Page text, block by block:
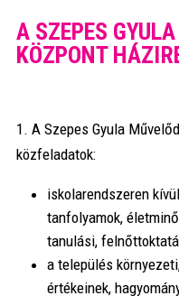
A SZEPES
KÖZPONT
1. A Szepes Gyula
közfeladatok:
iskolarendszeren
tanfolyamok,
tanulási,
a település
értékeinek,